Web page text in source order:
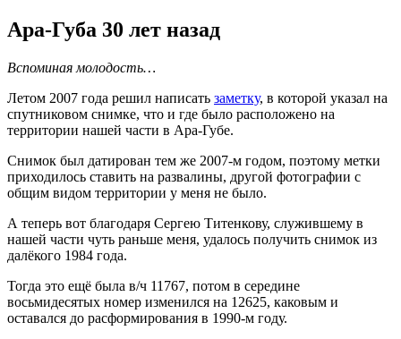
Ара-Губа 30 лет назад
Вспоминая молодость…
Летом 2007 года решил написать заметку, в которой указал на
спутниковом снимке, что и где было расположено на
территории нашей части в Ара-Губе.
Снимок был датирован тем же 2007-м годом, поэтому метки
приходилось ставить на развалины, другой фотографии с
общим видом территории у меня не было.
А теперь вот благодаря Сергею Титенкову, служившему в
нашей части чуть раньше меня, удалось получить снимок из
далёкого 1984 года.
Тогда это ещё была в/ч 11767, потом в середине
восьмидесятых номер изменился на 12625, каковым и
оставался до расформирования в 1990-м году.